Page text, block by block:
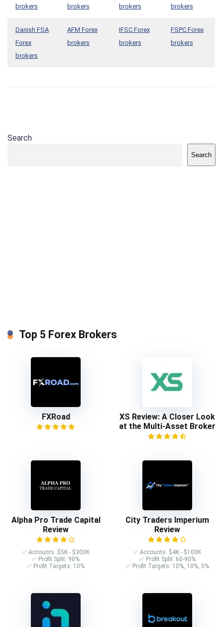
brokers
brokers
brokers
brokers
Danish FSA
Forex
brokers
AFM Forex
brokers
IFSC Forex
brokers
FSPC Forex
brokers
Search
Search
Top 5 Forex Brokers
FXRoad
XS Review: A Closer Look
at the Multi-Asset Broker
Alpha Pro Trade Capital
Review
✅ Accounts: $5K - $300K
✅ Profit Split: 90%
✅ Profit Targets: 10%
City Traders Imperium
Review
✅ Accounts: $4K - $100K
✅ Profit Split: 60-90%
✅ Profit Targets: 10%, 10%, 5%